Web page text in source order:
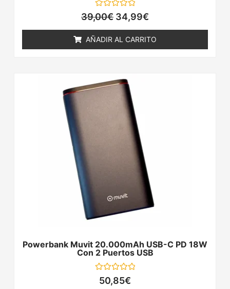
Valorado
con
de
5
39,00€ 34,99€
AÑADIR AL CARRITO
Powerbank Muvit 20.000mAh USB-C PD 18W
Con 2 Puertos USB
Valorado
con
50,85€